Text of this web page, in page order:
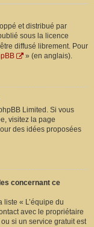
et distribué par
sous la licence
diffusé librement. Pour
» (en anglais).
Limited. Si vous
visitez la page
des idées proposées
concernant ce
liste « L’équipe du
avec le propriétaire
ou si un service gratuit est